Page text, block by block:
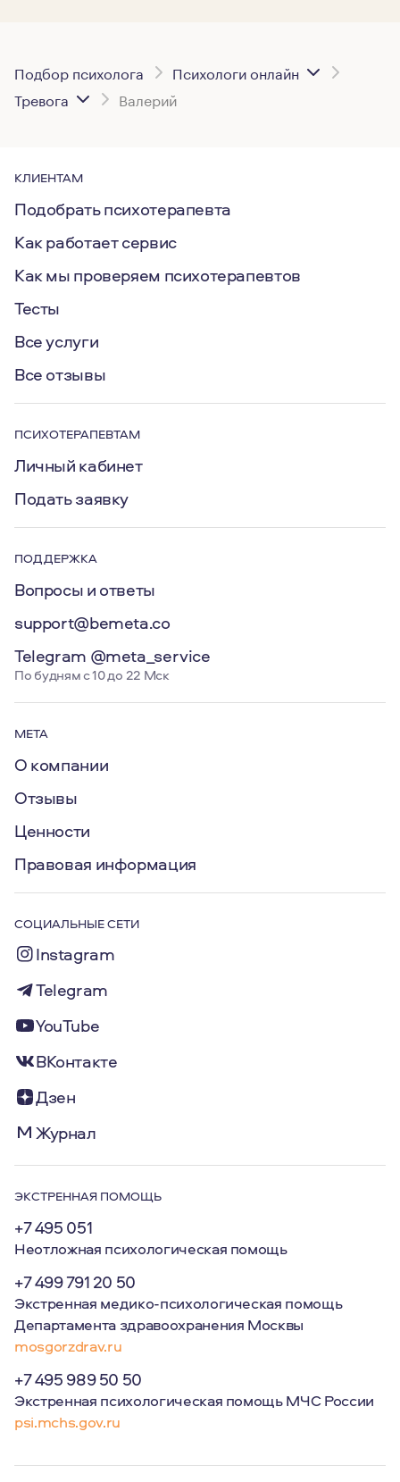
Подбор психолога
Психологи онлайн
Тревога
Валерий
КЛИЕНТАМ
Подобрать психотерапевта
Как работает сервис
Как мы проверяем психотерапевтов
Тесты
Все услуги
Все отзывы
ПСИХОТЕРАПЕВТАМ
Личный кабинет
Подать заявку
ПОДДЕРЖКА
Вопросы и ответы
support@bemeta.co
Telegram @meta_service
По будням с 10 до 22 Мск
МЕТА
О компании
Отзывы
Ценности
Правовая информация
СОЦИАЛЬНЫЕ СЕТИ
Instagram
Telegram
YouTube
ВКонтакте
Дзен
Журнал
ЭКСТРЕННАЯ ПОМОЩЬ
+7 495 051
Неотложная психологическая помощь
+7 499 791 20 50
Экстренная медико-психологическая помощь
Департамента здравоохранения Москвы
mosgorzdrav.ru
+7 495 989 50 50
Экстренная психологическая помощь МЧС России
psi.mchs.gov.ru